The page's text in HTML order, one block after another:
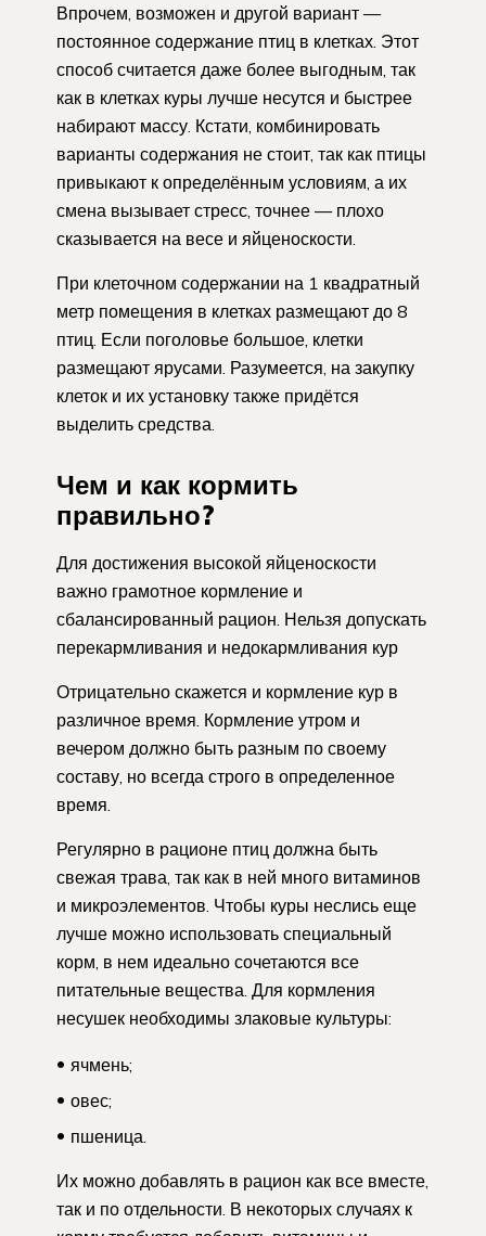
Впрочем, возможен и другой вариант —
постоянное содержание птиц в клетках. Этот
способ считается даже более выгодным, так
как в клетках куры лучше несутся и быстрее
набирают массу. Кстати, комбинировать
варианты содержания не стоит, так как птицы
привыкают к определённым условиям, а их
смена вызывает стресс, точнее — плохо
сказывается на весе и яйценоскости.
При клеточном содержании на 1 квадратный
метр помещения в клетках размещают до 8
птиц. Если поголовье большое, клетки
размещают ярусами. Разумеется, на закупку
клеток и их установку также придётся
выделить средства.
Чем и как кормить
правильно?
Для достижения высокой яйценоскости
важно грамотное кормление и
сбалансированный рацион. Нельзя допускать
перекармливания и недокармливания кур
Отрицательно скажется и кормление кур в
различное время. Кормление утром и
вечером должно быть разным по своему
составу, но всегда строго в определенное
время.
Регулярно в рационе птиц должна быть
свежая трава, так как в ней много витаминов
и микроэлементов. Чтобы куры неслись еще
лучше можно использовать специальный
корм, в нем идеально сочетаются все
питательные вещества. Для кормления
несушек необходимы злаковые культуры:
ячмень;
овес;
пшеница.
Их можно добавлять в рацион как все вместе,
так и по отдельности. В некоторых случаях к